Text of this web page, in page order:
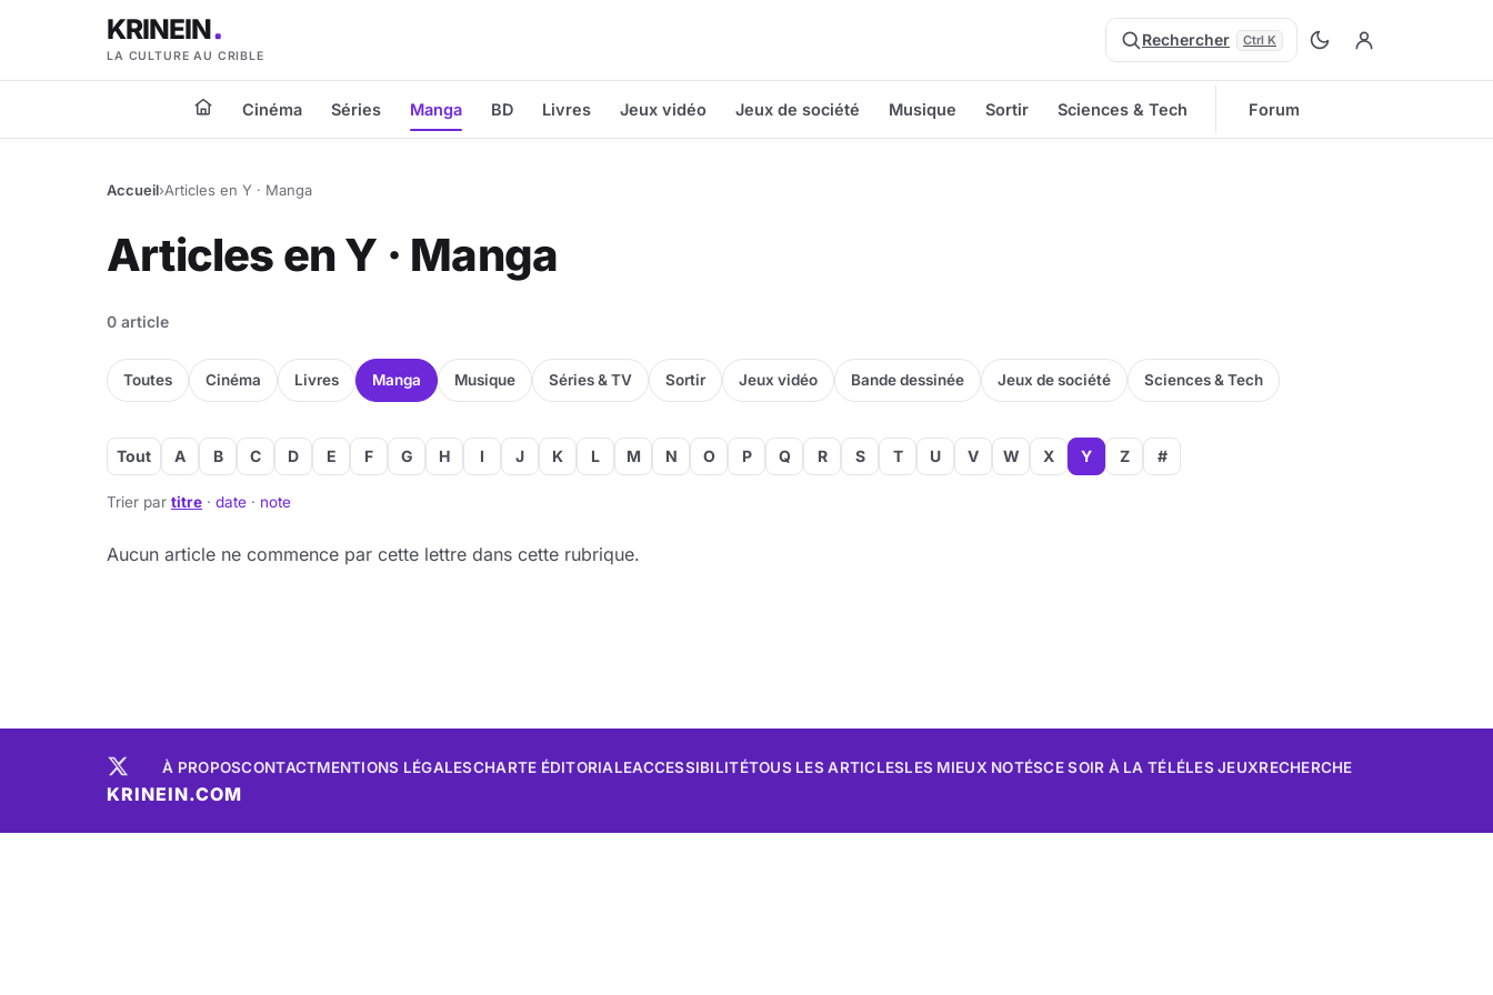
KRINEIN
LA CULTURE AU CRIBLE
Rechercher Ctrl K
Cinéma Séries Manga BD Livres Jeux vidéo Jeux de société Musique Sortir Sciences & Tech Forum
Accueil›Articles en Y · Manga
Articles en Y · Manga
0 article
Toutes Cinéma Livres Manga Musique Séries & TV Sortir Jeux vidéo Bande dessinée Jeux de société Sciences & Tech
Tout A B C D E F G H I J K L M N O P Q R S T U V W X Y Z #
Trier par titre · date · note
Aucun article ne commence par cette lettre dans cette rubrique.
À PROPOSCONTACTMENTIONS LÉGALESCHARTE ÉDITORIALEACCESSIBILITÉTOUS LES ARTICLESLES MIEUX NOTÉSCE SOIR À LA TÉLÉLES JEUXRECHERCHE
KRINEIN.COM